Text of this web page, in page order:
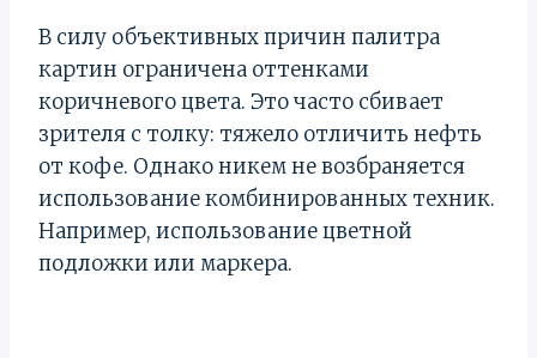
В силу объективных причин палитра
картин ограничена оттенками
коричневого цвета. Это часто сбивает
зрителя с толку: тяжело отличить нефть
от кофе. Однако никем не возбраняется
использование комбинированных техник.
Например, использование цветной
подложки или маркера.